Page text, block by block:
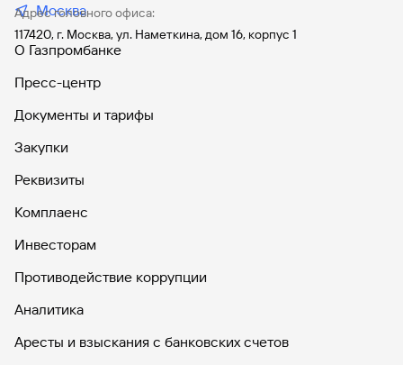
Москва
Адрес головного офиса:
117420, г. Москва, ул. Наметкина, дом 16, корпус 1
О Газпромбанке
Пресс-центр
Документы и тарифы
Закупки
Реквизиты
Комплаенс
Инвесторам
Противодействие коррупции
Аналитика
Аресты и взыскания с банковских счетов